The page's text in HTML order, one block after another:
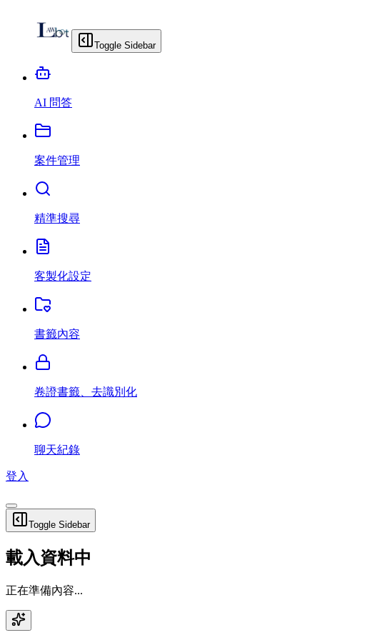
Toggle Sidebar
AI 問答
案件管理
精準搜尋
客製化設定
書籤內容
卷證書籤、去識別化
聊天紀錄
登入
Toggle Sidebar
載入資料中
正在準備內容...